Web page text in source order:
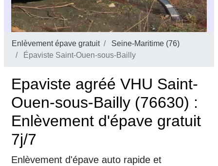
Enlèvement épave gratuit
Seine-Maritime (76)
Épaviste Saint-Ouen-sous-Bailly
Epaviste agréé VHU Saint-
Ouen-sous-Bailly (76630) :
Enlèvement d'épave gratuit
7j/7
Enlèvement d'épave auto rapide et